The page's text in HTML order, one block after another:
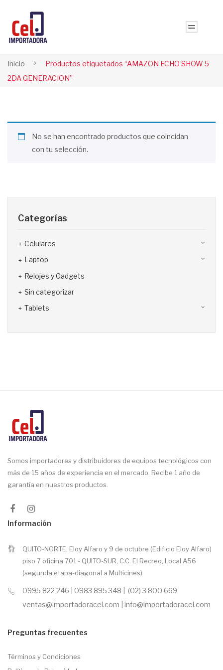
Inicio
Productos etiquetados “AMAZON ECHO SHOW 5
2DA GENERACION”
No se han encontrado productos que coincidan
con tu selección.
Categorías
Celulares
Laptop
Relojes y Gadgets
Sin categorizar
Tablets
Somos importadores y distribuidores de equipos tecnológicos con
más de 15 años de experiencia en el mercado. Recibe 1 año de
garantía en nuestros productos.
Información
QUITO-NORTE, Eloy Alfaro y 9 de octubre (Edificio Eloy Alfaro)
piso 7 oficina 701 - QUITO-SUR, C.C. El Recreo, Local A56
(segunda etapa-diagonal a Multicines)
0995 822 246 | 0983 895 348 | (02) 3 800 669
ventas@importadoracel.com | info@importadoracel.com
Preguntas frecuentes
Términos y Condiciones